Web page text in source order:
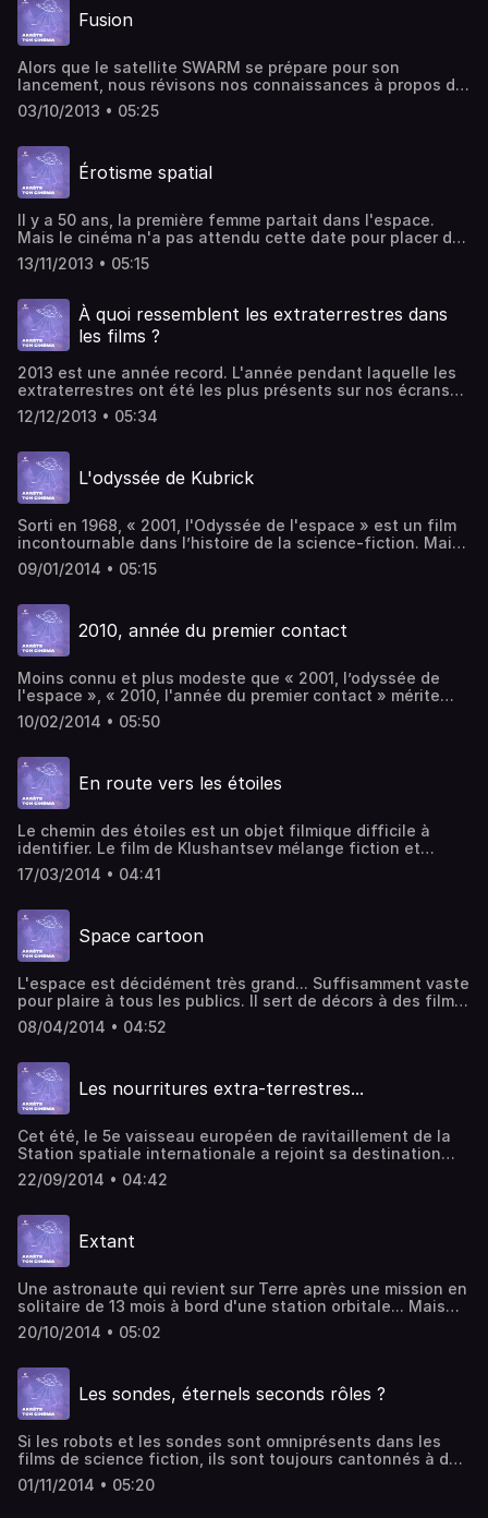
Fusion
Alors que le satellite SWARM se prépare pour son
lancement, nous révisons nos connaissances à propos du
"champ électromagnétique terrestre". Cette notion
scientifique (pourtant complexe) est le point de départ
montage et voix : Jérémy Quérenet.
03/10/2013 • 05:25
Érotisme spatial
Il y a 50 ans, la première femme partait dans l'espace.
Mais le cinéma n'a pas attendu cette date pour placer des
héroïnes à bord des navettes et des vaisseaux. De la
femme sur la lune à Alien, la présence féminine dans les
d'érotisme... Écriture, montage et voix : Jérémy Quérenet.
13/11/2013 • 05:15
À quoi ressemblent les extraterrestres dans
les films ?
2013 est une année record. L'année pendant laquelle les
extraterrestres ont été les plus présents sur nos écrans
de cinéma et de télévision. Mais qui sont-ils vraiment ?
Pourquoi sont-ils omniprésents ? Pourquoi ils nous font,
Jérémy Quérenet.
12/12/2013 • 05:34
L'odyssée de Kubrick
Sorti en 1968, « 2001, l'Odyssée de l'espace » est un film
incontournable dans l’histoire de la science-fiction. Mais
« 2001, l'Odyssée de l'espace » reste aussi l'un des plus
grand mystère de l’histoire du cinéma. Écriture, montage
09/01/2014 • 05:15
2010, année du premier contact
Moins connu et plus modeste que « 2001, l’odyssée de
l'espace », « 2010, l'année du premier contact » mérite
quand même le détour. Sûrement la dernière grosse
production de la guerre froide, ce film de Peter Hyams va
problèmes terre à terre... Écriture, montage et voix :
Jérémy Quérenet.
10/02/2014 • 05:50
En route vers les étoiles
Le chemin des étoiles est un objet filmique difficile à
identifier. Le film de Klushantsev mélange fiction et
documentaire, histoire et anticipation, effets spéciaux et
schémas explicatifs. Il est aussi et surtout un intéressant
et sa foi dans l'accélération de la conquête spatiale.
Écriture, montage et voix : Jérémy Quérenet.
17/03/2014 • 04:41
Space cartoon
L'espace est décidément très grand... Suffisamment vaste
pour plaire à tous les publics. Il sert de décors à des films
d'horreur comme à des space opéra, à des fantaisies
érotiques comme à des films métaphysiques... Et les
dessins animés leur proposent des voyages dans les
confins de l'univers. Petit tour d'horizon avec quelques
exemples récents... Écriture, montage et voix : Jérémy
08/04/2014 • 04:52
Les nourritures extra-terrestres...
Cet été, le 5e vaisseau européen de ravitaillement de la
Station spatiale internationale a rejoint sa destination
avec à son bord : carburant, vêtements, eau et repas
préparés. Mais au cinéma, que se passe-t-il quand nos
et voix : Jérémy Quérenet.
22/09/2014 • 04:42
Extant
Une astronaute qui revient sur Terre après une mission en
solitaire de 13 mois à bord d'une station orbitale... Mais
qui revient enceinte. Voilà le point de départ (facilement
résumable) de la nouvelle série produite par Steven
l'espace à la télé mais avec un regard beaucoup plus
quotidien et réaliste que dans les grandes fresques façon
Star Trek. Écriture, montage et voix : Jérémy Quérenet.
20/10/2014 • 05:02
Les sondes, éternels seconds rôles ?
Si les robots et les sondes sont omniprésents dans les
films de science fiction, ils sont toujours cantonnés à des
seconds rôles, faire-valoir des explorateurs de chair et
d'os. Alors à l'heure où Rosetta tient le haut de l'affiche,
01/11/2014 • 05:20